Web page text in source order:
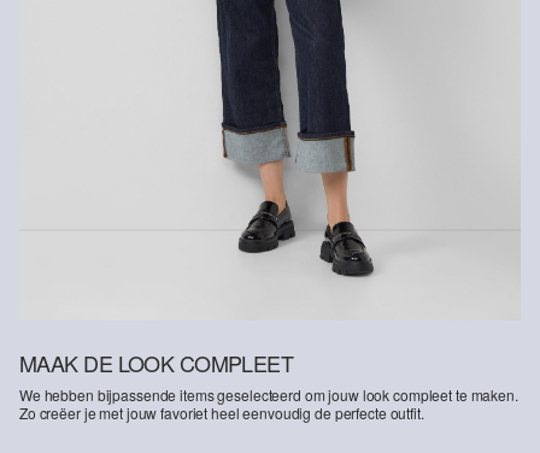
MAAK DE LOOK COMPLEET
We hebben bijpassende items geselecteerd om jouw look compleet te maken.
Zo creëer je met jouw favoriet heel eenvoudig de perfecte outfit.